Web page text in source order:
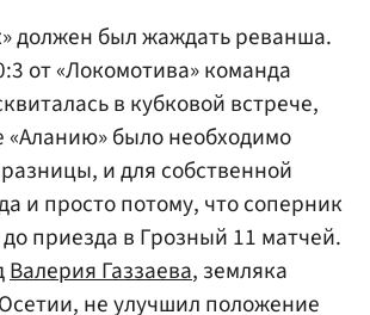
должен был жаждать реванша.
от «Локомотива» команда
в кубковой встрече,
«Аланию» было необходимо
и для собственной
и просто потому, что соперник
приезда в Грозный 11 матчей.
Валерия Газзаева, земляка
не улучшил положение